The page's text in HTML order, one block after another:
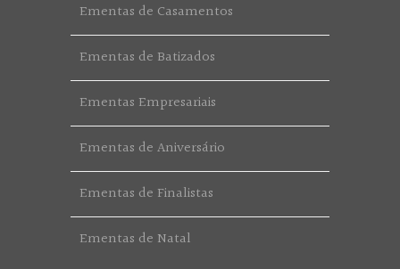
Ementas de Casamentos
Ementas de Batizados
Ementas Empresariais
Ementas de Aniversário
Ementas de Finalistas
Ementas de Natal